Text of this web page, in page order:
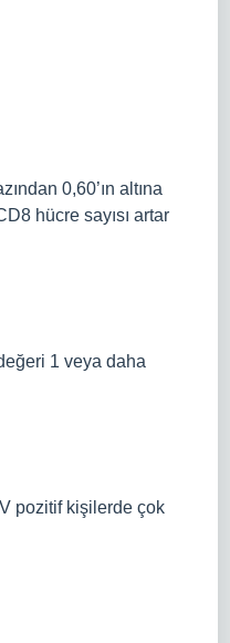
0,60’ın altına
hücre sayısı artar
1 veya daha
pozitif kişilerde çok